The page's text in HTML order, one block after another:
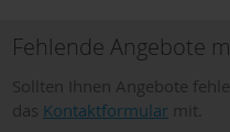
Fehlende Angebote
Sollten Ihnen Angebote
das Kontaktformularmit.